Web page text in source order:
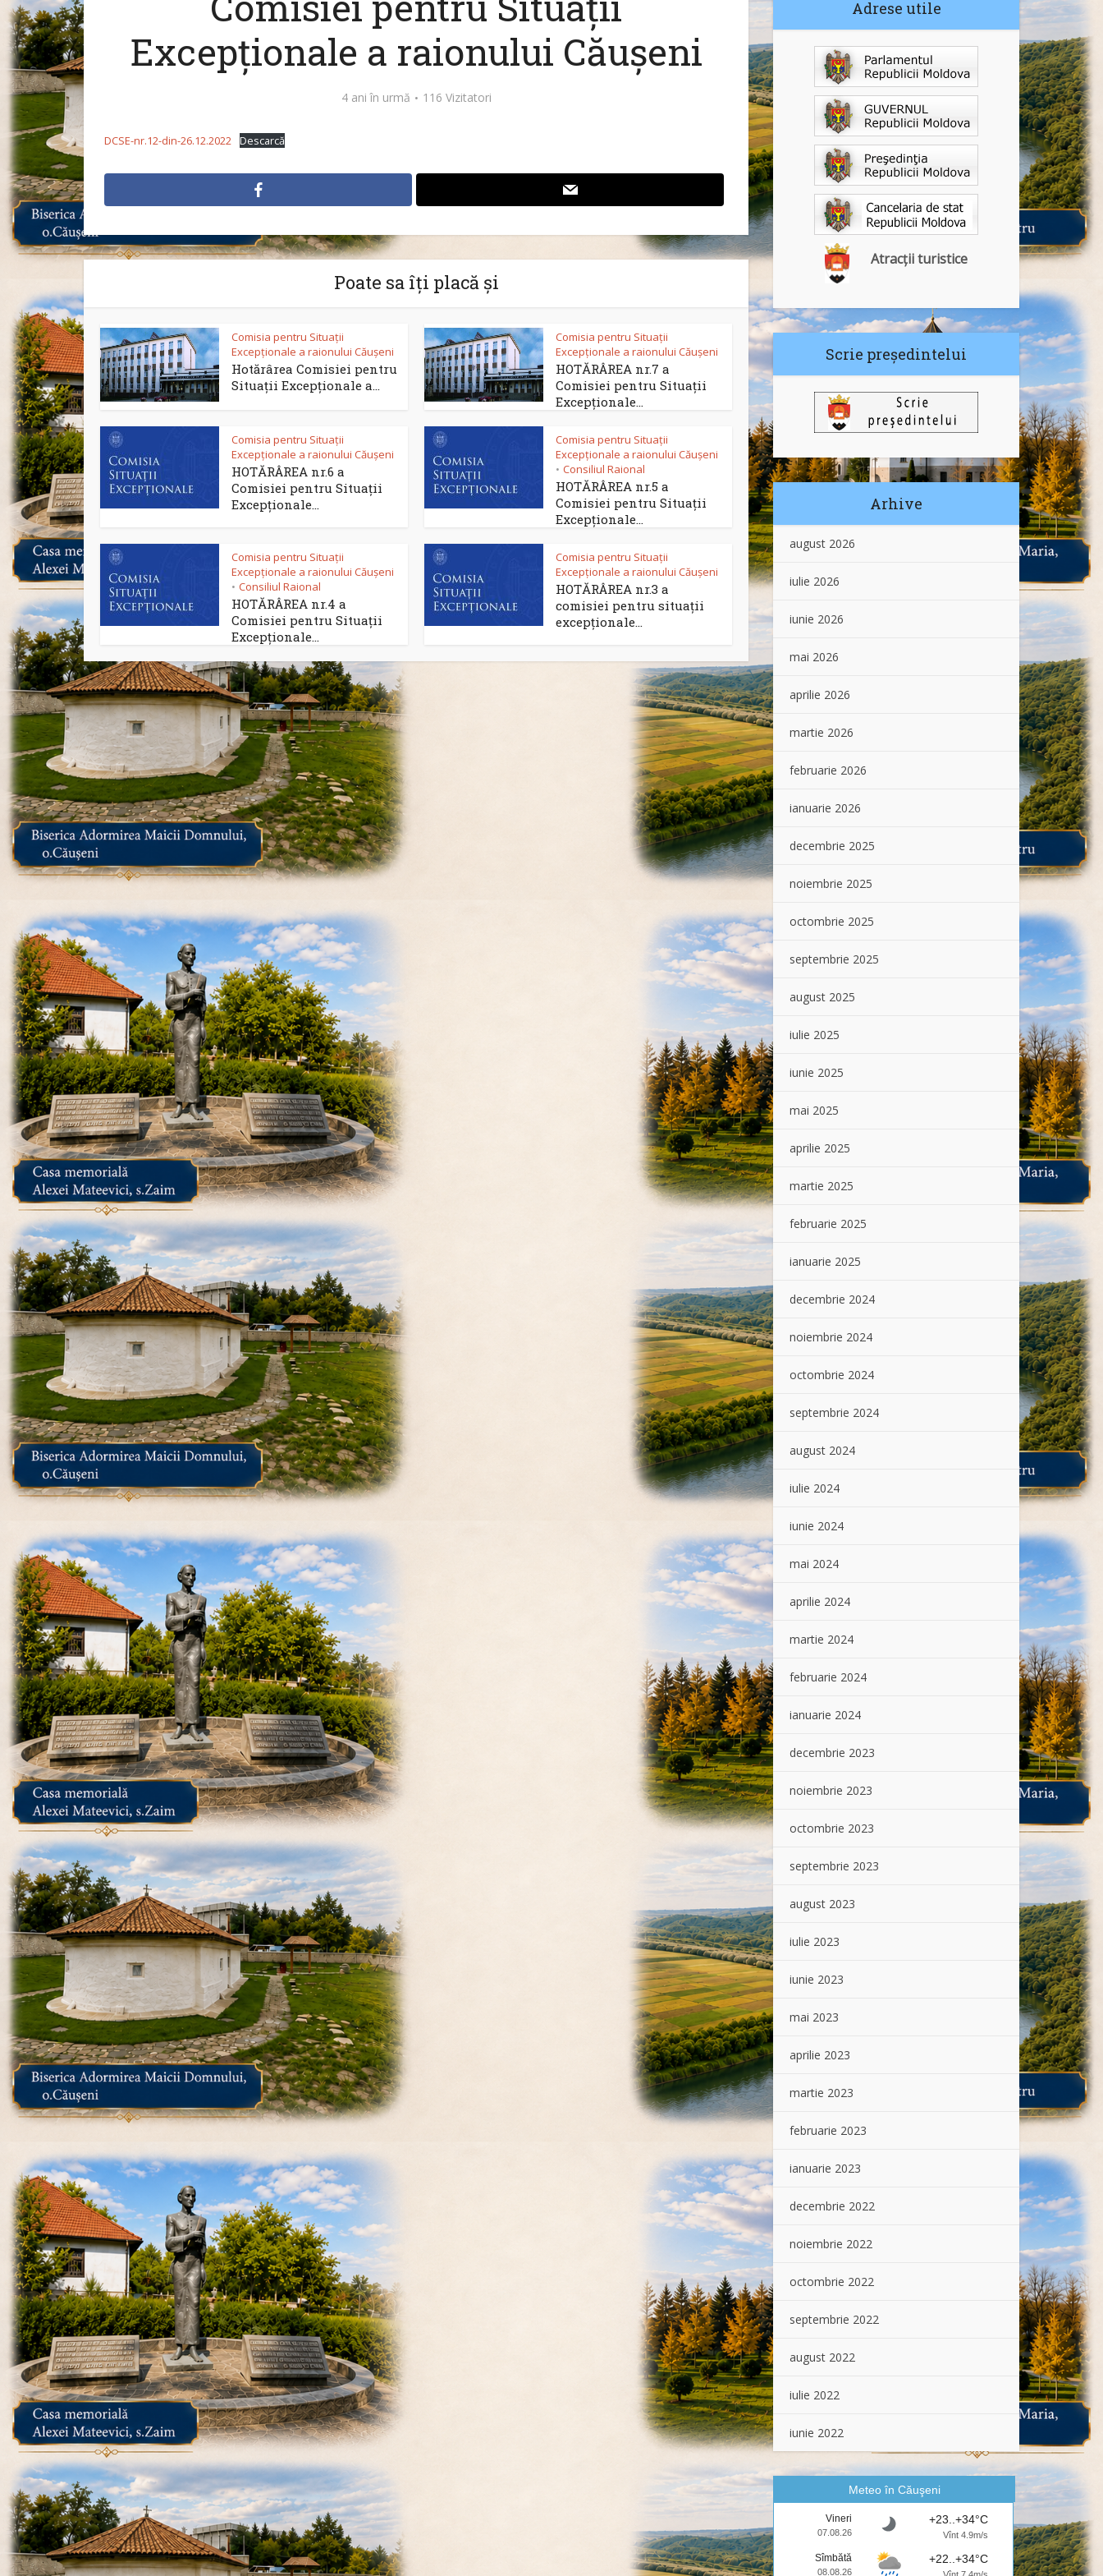
Excepționale a raionului Căușeni
4 ani în urmă 116 Vizitatori
DCSE-nr.12-din-26.12.2022 Descarcă
Poate sa îți placă și
Comisia pentru Situații
Excepționale a raionului Căușeni
Hotărârea Comisiei pentru
Situații Excepționale a...
Comisia pentru Situații
Excepționale a raionului Căușeni
HOTĂRÂREA nr.7 a
Comisiei pentru Situații
Excepționale...
Comisia pentru Situații
Excepționale a raionului Căușeni
HOTĂRÂREA nr.6 a
Comisiei pentru Situații
Excepționale...
Comisia pentru Situații
Excepționale a raionului Căușeni
• Consiliul Raional
HOTĂRÂREA nr.5 a
Comisiei pentru Situații
Excepționale...
Comisia pentru Situații
Excepționale a raionului Căușeni
• Consiliul Raional
HOTĂRÂREA nr.4 a
Comisiei pentru Situații
Excepționale...
Comisia pentru Situații
Excepționale a raionului Căușeni
HOTĂRÂREA nr.3 a
comisiei pentru situații
excepționale...
Adrese utile
Atracții turistice
Scrie președintelui
Arhive
august 2026
iulie 2026
iunie 2026
mai 2026
aprilie 2026
martie 2026
februarie 2026
ianuarie 2026
decembrie 2025
noiembrie 2025
octombrie 2025
septembrie 2025
august 2025
iulie 2025
iunie 2025
mai 2025
aprilie 2025
martie 2025
februarie 2025
ianuarie 2025
decembrie 2024
noiembrie 2024
octombrie 2024
septembrie 2024
august 2024
iulie 2024
iunie 2024
mai 2024
aprilie 2024
martie 2024
februarie 2024
ianuarie 2024
decembrie 2023
noiembrie 2023
octombrie 2023
septembrie 2023
august 2023
iulie 2023
iunie 2023
mai 2023
aprilie 2023
martie 2023
februarie 2023
ianuarie 2023
decembrie 2022
noiembrie 2022
octombrie 2022
septembrie 2022
august 2022
iulie 2022
iunie 2022
Meteo în Căuşeni
Vineri
07.08.26
+23..+34°C
Vînt 4.9m/s
Sîmbătă
08.08.26
+22..+34°C